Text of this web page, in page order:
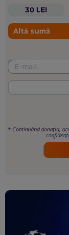
30 LEI
Altă sumă
* Continuând donația,